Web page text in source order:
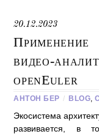
20.12.2023
видео-
openEuler
АНТОН БЕР / BLOG ,
Экосистема
развивается, в